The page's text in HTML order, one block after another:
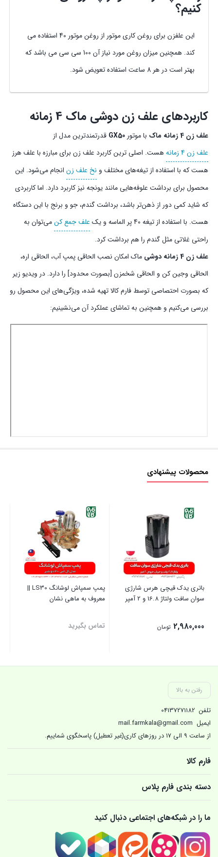
کنیم؟
این علفزن برای روغن کاری موتور از روغن موتور 40 استفاده می
کند. همچنین میزان روغن مورد نیاز آن 100 سی سی می باشد که
بهتر است در هر 8 ساعت استفاده تعویض شود.
کاربردهای علف زن دوشی ماک 4 زمانه
علف زن 4 زمانه ماک با موتور GX50 قدرتمندترین مدل از
علف زن‌ 4 زمانه
هست. اصلی ترین کاربرد علف زن برای مبارزه با علف هرز
هست که با استفاده از تیغه‌های مختلف و نخ علف زن انجام می‌شود. این
محصول برای برداشت علوفه‌هایی مانند یونجه نیز کاربرد دارد. اما کاربردی
که شاید کمی دور از ذهن‌تر باشد، برداشت گندم، جو و برنج با این دستگاه
هست. با استفاده از تیغه 40 پر الماسه و یک
علف جمع کنمی‌توان به
راحتی غلاتی مثل گندم را هم برداشت کرد.
علف زن 4 زمانه دوشی
ماک امکان نصب الحاقی پمپ آب، الحاقی اره،
الحاقی وجین کن و الحاقی شخمزن [بصورت محدود] را دارد. در ویدیو زیر
که بصورت احتصاصی توسط فارم کالا تهیه شده، ویژگی‌های این محصول رو
بررسی می‌کنیم و همچنین به تماشای عملکرد آن می‌نشینیم:
محصولات پیشنهادی
باتری یدک قیچی هرس شارژی
سوان سافت ولتاژ 16.8 و 2 آمپر
2,980,000 تومان
پمپ سمپاش لوشانگ LS30 ||
معروف به ماهی نشان
تماس بگیرید
رفتن به بالا
تلفن 04137271182
ایمیل mail.farmkala@gmail.com
از ساعت 9 الی 17 در روزهای کاری(غیر تعطیل) پاسخگوی شماییم.
فارم کالا
دسته بندی فارم پلاس
ما را در شبکه‌های اجتماعی دنبال کنید